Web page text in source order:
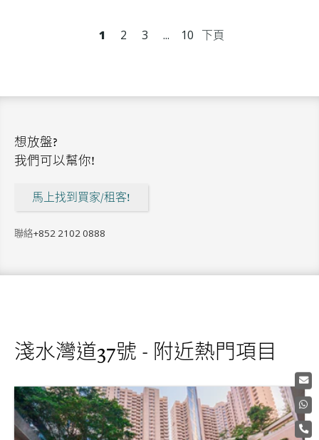
1 2 3 ... 10 下頁
想放盤?
我們可以幫你!
馬上找到買家/租客!
聯絡+852 2102 0888
淺水灣道37號 - 附近熱門項目